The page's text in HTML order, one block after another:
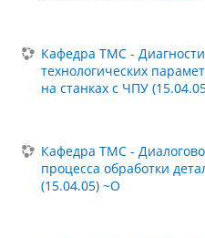
Кафедра ТМС -
технологических
на станках с ЧПУ
Кафедра ТМС -
процесса обработки
(15.04.05) ~О